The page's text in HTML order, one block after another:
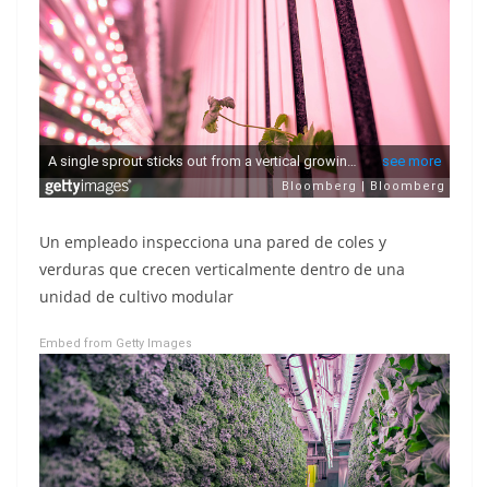
Un empleado inspecciona una pared de coles y
verduras que crecen verticalmente dentro de una
unidad de cultivo modular
Embed from Getty Images